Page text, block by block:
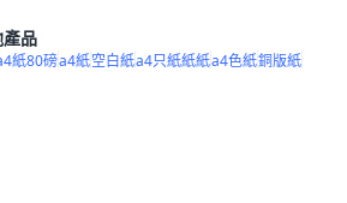
品
紙80磅a4紙空白紙a4只紙紙紙a4色紙銅版紙